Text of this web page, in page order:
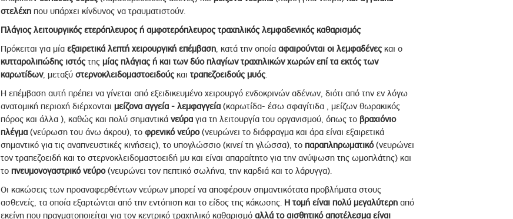
στελέχηπου υπάρχει κίνδυνος να τραυματιστούν.
Πλάγιος λειτουργικός ετερόπλευρος ή αμφοτερόπλευρος τραχηλικός λεμφαδενικός καθαρισμός
Πρόκειται για μία εξαιρετικά λεπτή χειρουργική επέμβαση, κατά την οποία αφαιρούνται οι λεμφαδένεςκαι ο
κυτταρολιπώδης ιστόςτης μίας πλάγιας ή και των δύο πλαγίων τραχηλικών χωρών επί τα εκτός των
καρωτίδων, μεταξύ στερνοκλειδομαστοειδούςκαι τραπεζοειδούς μυός.
Η επέμβαση αυτή πρέπει να γίνεται από εξειδικευμένο χειρουργό ενδοκρινών αδένων, διότι από την εν λόγω
ανατομική περιοχή διέρχονται μείζονα αγγεία - λεμφαγγεία(καρωτίδα- έσω σφαγίτιδα , μείζων θωρακικός
πόρος και άλλα ), καθώς και πολύ σημαντικά νεύραγια τη λειτουργία του οργανισμού, όπως το βραχιόνιο
πλέγμα(νεύρωση του άνω άκρου), το φρενικό νεύρο(νευρώνει το διάφραγμα και άρα είναι εξαιρετικά
σημαντικό για τις αναπνευστικές κινήσεις), το υπογλώσσιο (κινεί τη γλώσσα), το παραπληρωματικό(νευρώνει
τον τραπεζοειδή και το στερνοκλειδομαστοειδή μυ και είναι απαραίτητο για την ανύψωση της ωμοπλάτης) και
το πνευμονογαστρικό νεύρο(νευρώνει τον πεπτικό σωλήνα, την καρδιά και το λάρυγγα).
Οι κακώσεις των προαναφερθέντων νεύρων μπορεί να αποφέρουν σημαντικότατα προβλήματα στους
ασθενείς, τα οποία εξαρτώνται από την εντόπιση και το είδος της κάκωσης. Η τομή είναι πολύ μεγαλύτερηαπό
εκείνη που πραγματοποιείται για τον κεντρικό τραχηλικό καθαρισμό αλλά το αισθητικό αποτέλεσμα είναι